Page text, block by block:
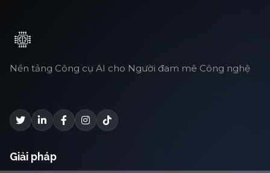
Nền tảng Công cụ AI cho Người đam mê Công nghệ
Giải pháp